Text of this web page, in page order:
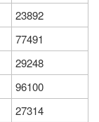
23892
77491
29248
96100
27314